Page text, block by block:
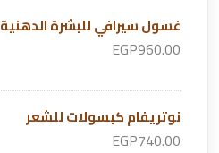
غسول سيرافي للبشرة الدهنية
EGP960.00
نوتريفام كبسولات للشعر
EGP740.00